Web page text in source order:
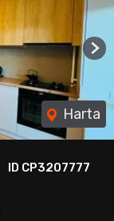
ID CP3207777
Harta